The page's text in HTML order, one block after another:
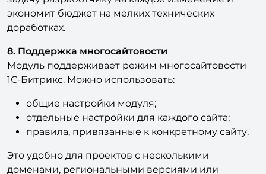
доработках.
8. Поддержка многосайтовости
Модуль поддерживает режим многосайтовости
1С-Битрикс. Можно использовать:
общие настройки модуля;
отдельные настройки для каждого сайта;
правила, привязанные к конкретному сайту.
Это удобно для проектов с несколькими
доменами, региональными версиями или
разными сайтами на одной установке 1С-Битрикс.